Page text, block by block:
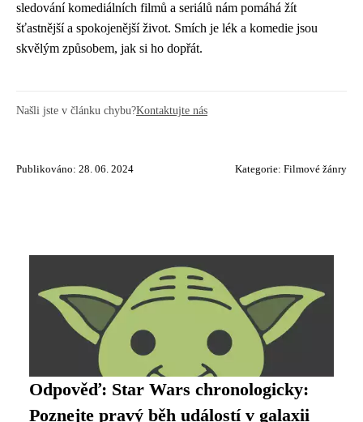
sledování komediálních filmů a seriálů nám pomáhá žít
šťastnější a spokojenější život. Smích je lék a komedie jsou
skvělým způsobem, jak si ho dopřát.
Našli jste v článku chybu?Kontaktujte nás
Publikováno: 28. 06. 2024 Kategorie: Filmové žánry
Odpověď: Star Wars chronologicky:
Poznejte pravý běh událostí v galaxii